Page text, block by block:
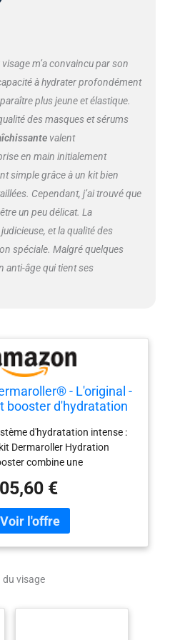
cutanée Utilisation
s'intègre facilement
la routine de soins
et assure une peau
plus lisse et plus
Ingrédients de qualité
: les composants
sélectionnés du
travaillent ensemble de
synergique pour assurer
hydratation maximale et
la peau contre la perte
m’a convaincu par son
à hydrater profondément
plus jeune et élastique.
des masques et sérums
valent
en main initialement
simple grâce à un kit bien
Cependant, j’ai trouvé que
un peu délicat. La
et la qualité des
spéciale. Malgré quelques
anti-âge qui tient ses
- L'original -
booster d'hydratation
d'hydratation intense :
Dermaroller Hydration
combine une
peau avec des actifs
pour hydrater
la peau et favoriser
teint frais et éclatant
optimale des
spéciale, les
dans les couches
€
du visage